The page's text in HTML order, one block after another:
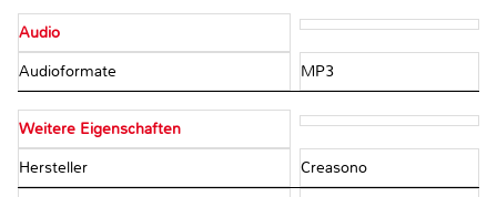
Audio
Audioformate MP3
Weitere Eigenschaften
Hersteller Creasono